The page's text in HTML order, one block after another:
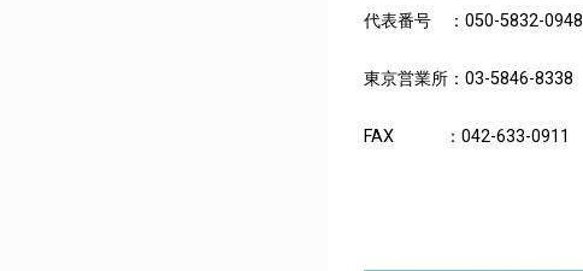
代表番号 ：050-5832-0948
東京営業所：03-5846-8338
FAX ：042-633-0911